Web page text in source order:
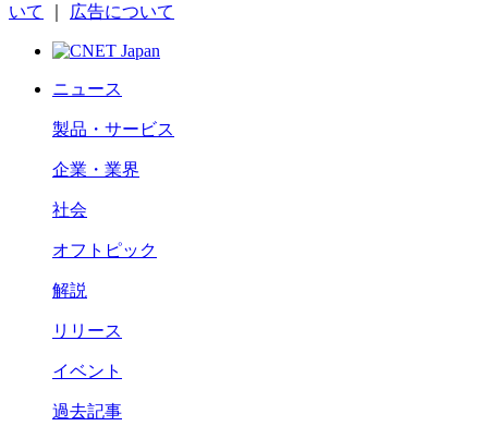
いて
広告について
ニュース
製品・サービス
企業・業界
社会
オフトピック
解説
リリース
イベント
過去記事